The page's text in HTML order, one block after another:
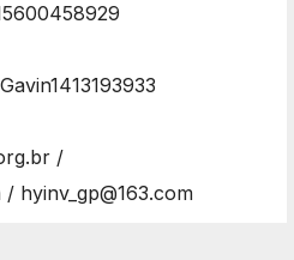
/
hyinv_gp@163.com